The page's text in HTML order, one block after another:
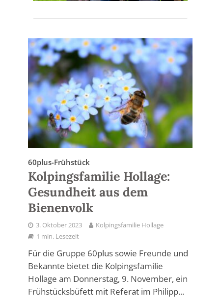
60plus-Frühstück
Kolpingsfamilie Hollage:
Gesundheit aus dem
Bienenvolk
3. Oktober 2023
Kolpingsfamilie Hollage
1 min. Lesezeit
Für die Gruppe 60plus sowie Freunde und
Bekannte bietet die Kolpingsfamilie
Hollage am Donnerstag, 9. November, ein
Frühstücksbüfett mit Referat im Philipp...